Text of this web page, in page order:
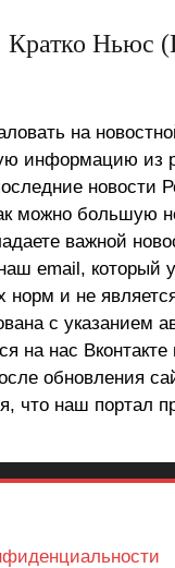
Кратко Ньюс
на
информацию из
новости
можно большую
важной
email, который
норм и не
с указанием
на нас
обновления
что наш портал